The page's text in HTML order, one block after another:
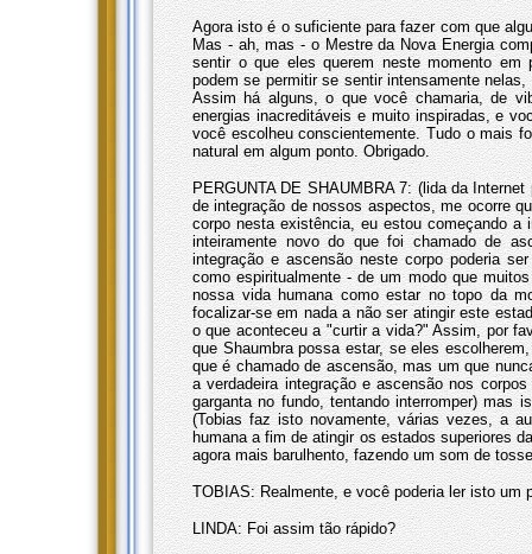
Agora isto é o suficiente para fazer com que
Mas - ah, mas - o Mestre da Nova Energia
sentir o que eles querem neste momento em
podem se permitir se sentir intensamente
Assim há alguns, o que você chamaria, de
energias inacreditáveis e muito inspiradas, e
você escolheu conscientemente. Tudo o mais
natural em algum ponto. Obrigado.
PERGUNTA DE SHAUMBRA 7: (lida da
de integração de nossos aspectos, me ocorre
corpo nesta existência, eu estou começando a
inteiramente novo do que foi chamado de
integração e ascensão neste corpo poderia
como espiritualmente - de um modo que
nossa vida humana como estar no topo da
focalizar-se em nada a não ser atingir este
o que aconteceu a "curtir a vida?" Assim, por
que Shaumbra possa estar, se eles
que é chamado de ascensão, mas um que
a verdadeira integração e ascensão nos
garganta no fundo, tentando interromper) mas
(Tobias faz isto novamente, várias vezes, a
humana a fim de atingir os estados superiores
agora mais barulhento, fazendo um som de
TOBIAS: Realmente, e você poderia ler isto um
LINDA: Foi assim tão rápido?